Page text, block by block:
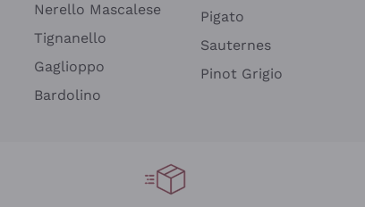
Nerello Mascalese
Tignanello
Gaglioppo
Bardolino
Pigato
Sauternes
Pinot Grigio